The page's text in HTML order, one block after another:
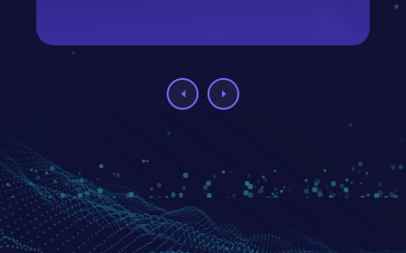
介紹感測器與它帶來了什麼樣的影響。